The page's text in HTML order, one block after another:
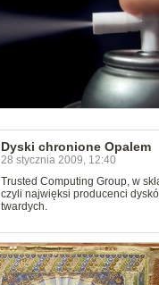
Dyski chronione Opalem
28 stycznia 2009, 12:40
Trusted Computing Group, w
czyli najwięksi producenci
twardych.